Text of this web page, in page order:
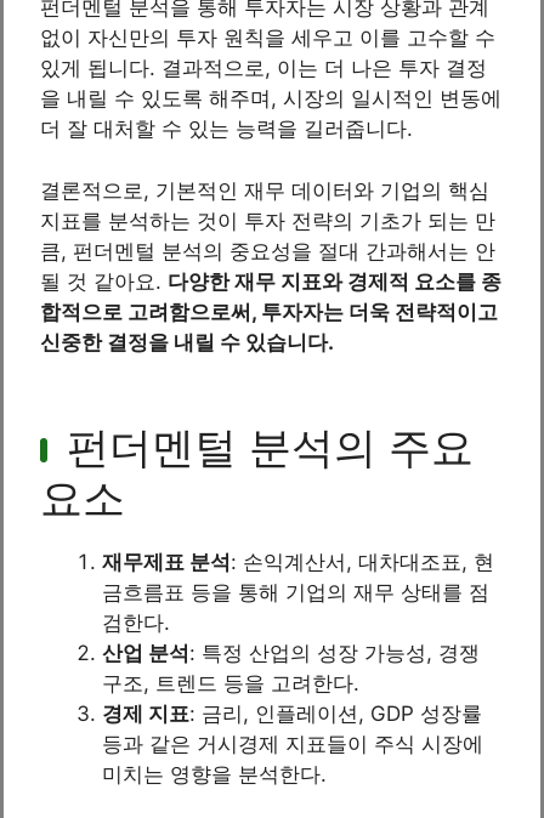
펀더멘털 분석을 통해 투자자는 시장 상황과 관계
없이 자신만의 투자 원칙을 세우고 이를 고수할 수
있게 됩니다. 결과적으로, 이는 더 나은 투자 결정
을 내릴 수 있도록 해주며, 시장의 일시적인 변동에
더 잘 대처할 수 있는 능력을 길러줍니다.
결론적으로, 기본적인 재무 데이터와 기업의 핵심
지표를 분석하는 것이 투자 전략의 기초가 되는 만
큼, 펀더멘털 분석의 중요성을 절대 간과해서는 안
될 것 같아요. 다양한 재무 지표와 경제적 요소를 종
합적으로 고려함으로써, 투자자는 더욱 전략적이고
신중한 결정을 내릴 수 있습니다.
펀더멘털 분석의 주요
요소
재무제표 분석: 손익계산서, 대차대조표, 현
금흐름표 등을 통해 기업의 재무 상태를 점
검한다.
산업 분석: 특정 산업의 성장 가능성, 경쟁
구조, 트렌드 등을 고려한다.
경제 지표: 금리, 인플레이션, GDP 성장률
등과 같은 거시경제 지표들이 주식 시장에
미치는 영향을 분석한다.